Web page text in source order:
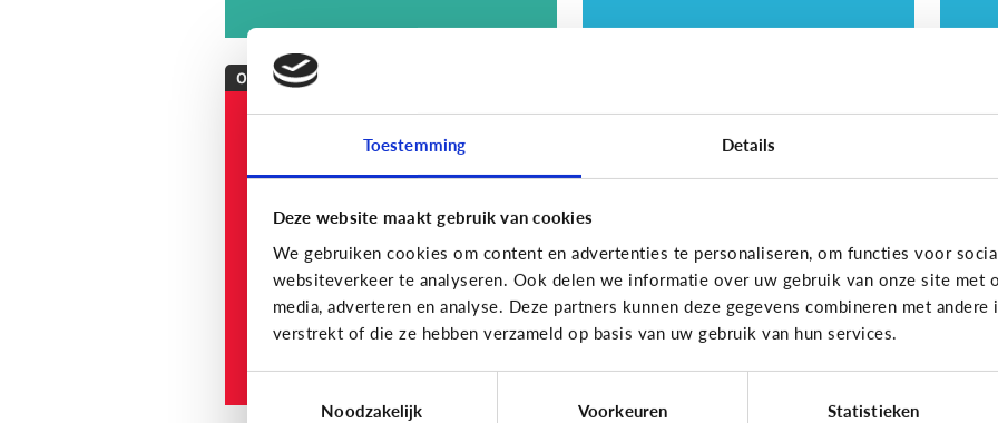
Toestemming Details
Deze website maakt gebruik van cookies
We gebruiken cookies om content en advertenties te personaliseren, om functies voor
websiteverkeer te analyseren. Ook delen we informatie over uw gebruik van onze site met
media, adverteren en analyse. Deze partners kunnen deze gegevens combineren met
verstrekt of die ze hebben verzameld op basis van uw gebruik van hun services.
Noodzakelijk
Voorkeuren Statistieken
Opvoeding
MediaNest Cijfers
2023 - Kom alles te
weten over het
mediagebruik en de
mediaopvoeding in
gezinnen
content voor mijn
kind?